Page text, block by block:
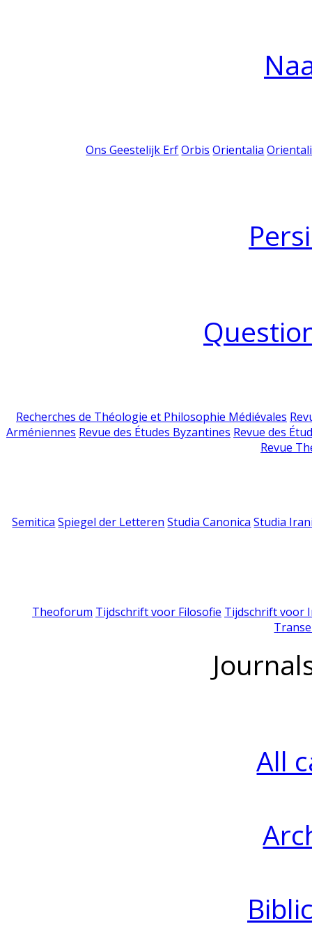
Ons Geestelijk Erf Orbis Orientalia
Recherches de Théologie et Philosophie Médiévales
Arméniennes Revue des Études Byzantines Revue des
Revue
Semitica Spiegel der Letteren Studia Canonica Studia
Theoforum Tijdschrift voor Filosofie Tijdschrift voor
All